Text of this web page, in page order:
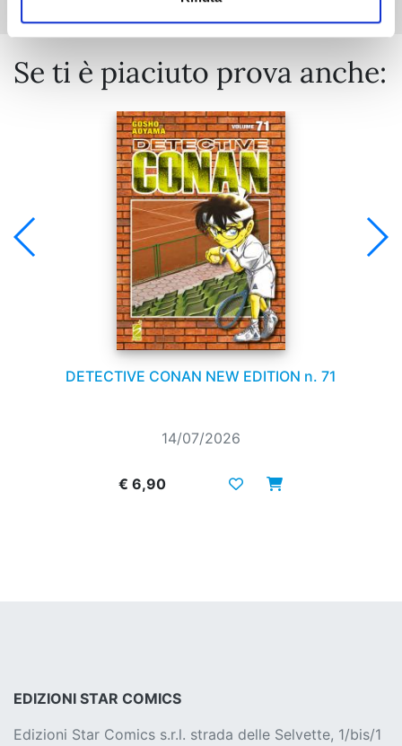
Se ti è piaciuto prova anche:
DETECTIVE CONAN NEW EDITION n. 71
14/07/2026
€ 6,90
EDIZIONI STAR COMICS
Edizioni Star Comics s.r.l. strada delle Selvette, 1/bis/1